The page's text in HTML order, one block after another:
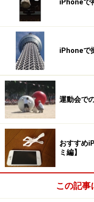
ると、映像のうち編集
れます。これによって
することができます。
▲作成するディスクの
ほか、HD DVDやBlu-
なお、作成したAVCHD
フト「WinDVD Silver
PLAYSTATION3やBlu-
ただし、8cmのDVDに
メラでの再生はできませ
このほか、AVCHD形式
むだけでなく、H.264
ることもできま
iPhoneで
iPhoneで
運動会で
おすすめ
ミ編】
この記事